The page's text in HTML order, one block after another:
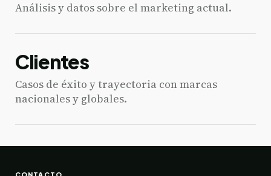
Análisis y datos sobre el marketing actual.
Clientes
Casos de éxito y trayectoria con marcas
nacionales y globales.